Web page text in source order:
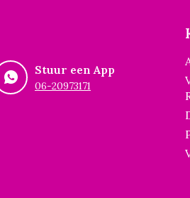
Stuur een App
06-20973171